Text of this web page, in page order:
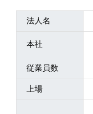
法人名
本社
従業員数
上場